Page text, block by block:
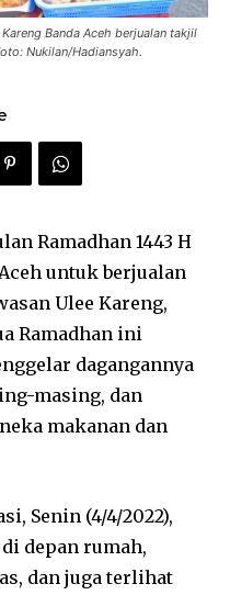
Banda Aceh berjualan takjil
Nukilan/Hadiansyah.
Ramadhan 1443 H
untuk berjualan
Ulee Kareng,
Ramadhan ini
dagangannya
masing, dan
makanan dan
Senin (4/4/2022),
depan rumah,
dan juga terlihat